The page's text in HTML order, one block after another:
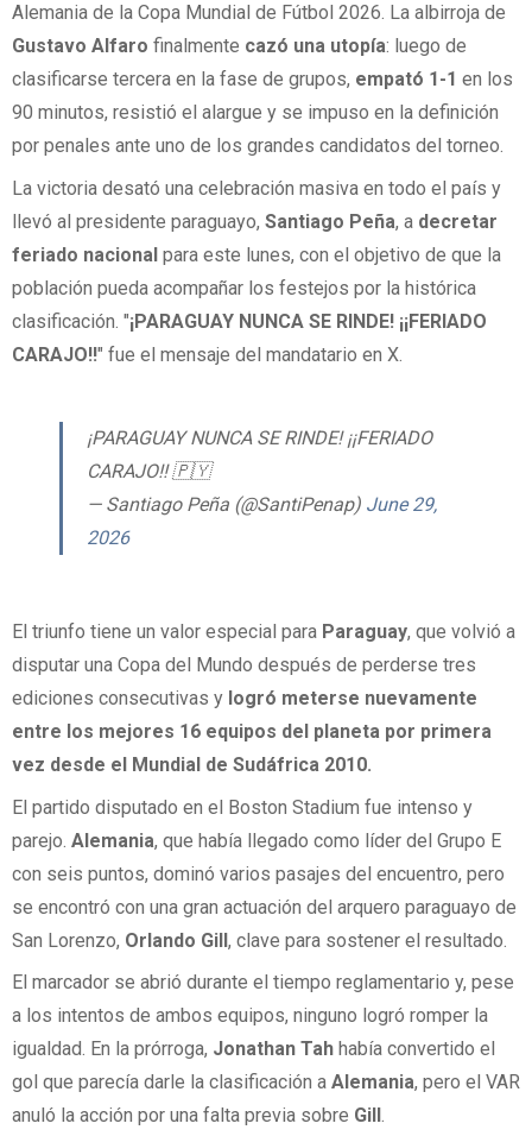
Alemania de la Copa Mundial de Fútbol 2026. La albirroja de
Gustavo Alfaro finalmente cazó una utopía: luego de
clasificarse tercera en la fase de grupos, empató 1-1 en los
90 minutos, resistió el alargue y se impuso en la definición
por penales ante uno de los grandes candidatos del torneo.
La victoria desató una celebración masiva en todo el país y
llevó al presidente paraguayo, Santiago Peña, a decretar
feriado nacional para este lunes, con el objetivo de que la
población pueda acompañar los festejos por la histórica
clasificación. "¡PARAGUAY NUNCA SE RINDE! ¡¡FERIADO
CARAJO!!" fue el mensaje del mandatario en X.
¡PARAGUAY NUNCA SE RINDE! ¡¡FERIADO
CARAJO!! 🇵🇾
— Santiago Peña (@SantiPenap) June 29,
2026
El triunfo tiene un valor especial para Paraguay, que volvió a
disputar una Copa del Mundo después de perderse tres
ediciones consecutivas y logró meterse nuevamente
entre los mejores 16 equipos del planeta por primera
vez desde el Mundial de Sudáfrica 2010.
El partido disputado en el Boston Stadium fue intenso y
parejo. Alemania, que había llegado como líder del Grupo E
con seis puntos, dominó varios pasajes del encuentro, pero
se encontró con una gran actuación del arquero paraguayo de
San Lorenzo, Orlando Gill, clave para sostener el resultado.
El marcador se abrió durante el tiempo reglamentario y, pese
a los intentos de ambos equipos, ninguno logró romper la
igualdad. En la prórroga, Jonathan Tah había convertido el
gol que parecía darle la clasificación a Alemania, pero el VAR
anuló la acción por una falta previa sobre Gill.